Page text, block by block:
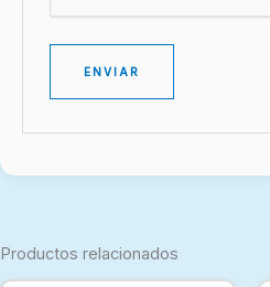
Productos relacionados